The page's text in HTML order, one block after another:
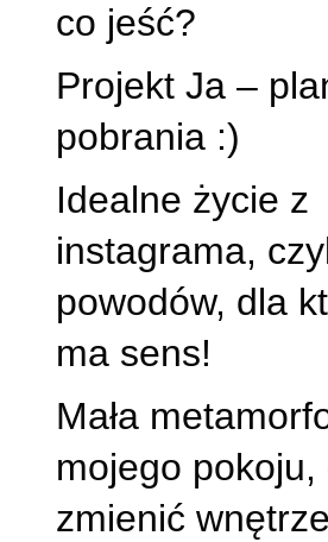
co jeść?
Projekt Ja –
pobrania :)
Idealne życie z
instagrama,
powodów, dla
ma sens!
Mała
mojego pokoju,
zmienić